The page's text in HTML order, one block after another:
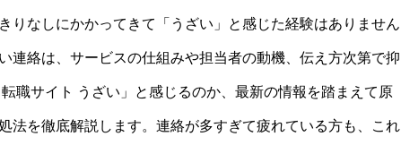
りなしにかかってきて「うざい」と感じた経験はありません
連絡は、サービスの仕組みや担当者の動機、伝え方次第で抑
職サイト うざい」と感じるのか、最新の情報を踏まえて原
法を徹底解説します。連絡が多すぎて疲れている方も、これ